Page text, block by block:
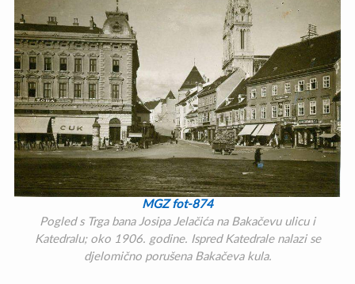
MGZ fot-874
Pogled s Trga bana Josipa Jelačića na Bakačevu ulicu i
Katedralu; oko 1906. godine. Ispred Katedrale nalazi se
djelomično porušena Bakačeva kula.